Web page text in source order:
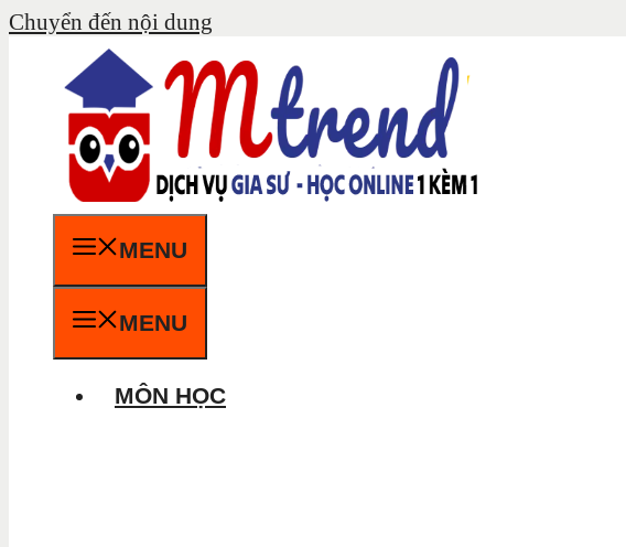
Chuyển đến nội dung
MENU
MENU
MÔN HỌC